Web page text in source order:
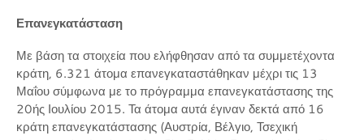
Επανεγκατάσταση
Με βάση τα στοιχεία που ελήφθησαν από τα συμμετέχοντα
κράτη, 6.321 άτομα επανεγκαταστάθηκαν μέχρι τις 13
Μαΐου σύμφωνα με το πρόγραμμα επανεγκατάστασης της
20ής Ιουλίου 2015. Τα άτομα αυτά έγιναν δεκτά από 16
κράτη επανεγκατάστασης (Αυστρία, Βέλγιο, Τσεχική